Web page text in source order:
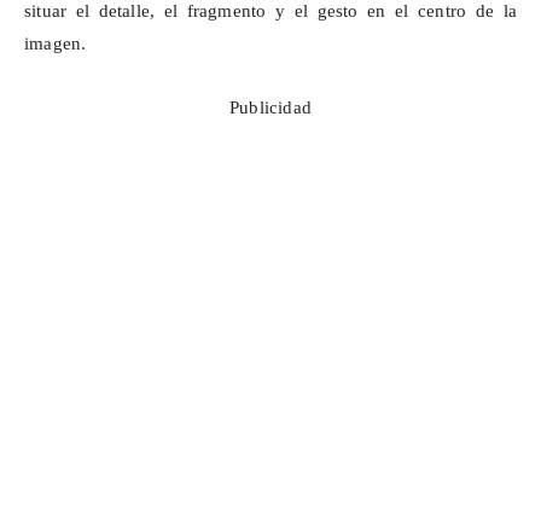
situar el detalle, el fragmento y el gesto en el centro de la
imagen.
Publicidad